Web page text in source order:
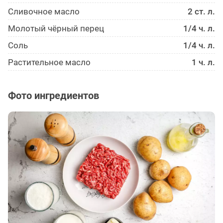
Сливочное масло
2 ст. л.
Молотый чёрный перец
1/4 ч. л.
Соль
1/4 ч. л.
Растительное масло
1 ч. л.
Фото ингредиентов